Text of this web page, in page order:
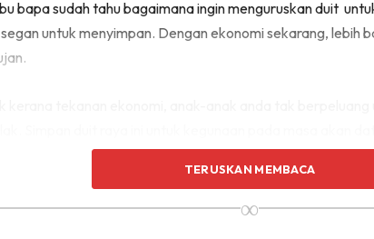
bapa sudah tahu bagaimana ingin menguruskan duit
untuk menyimpan. Dengan ekonomi sekarang, lebih
TERUSKAN MEMBACA
∞